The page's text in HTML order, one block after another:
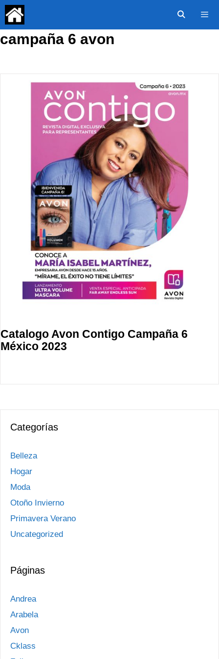
Saltar
contenido
campaña 6 avon
Catalogo Avon Contigo Campaña 6
México 2023
Categorías
Belleza
Hogar
Moda
Otoño Invierno
Primavera Verano
Uncategorized
Páginas
Andrea
Arabela
Avon
Cklass